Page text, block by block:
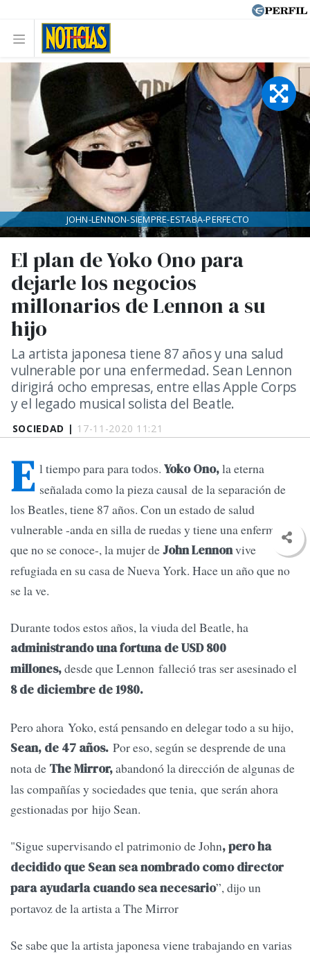
SOCIEDAD | 17-11-2020 11:21
El plan de Yoko Ono para
dejarle los negocios
millonarios de Lennon a su
hijo
La artista japonesa tiene 87 años y una salud
vulnerable por una enfermedad. Sean Lennon
dirigirá ocho empresas, entre ellas Apple Corps
y el legado musical solista del Beatle.
JOHN-LENNON-SIEMPRE-ESTABA-PERFECTO
E l tiempo para para todos. Yoko Ono,la eterna
señalada como la pieza causal de la separación de
los Beatles, tiene 87 años. Con un estado de salud
vulnerable -anda en silla de ruedas y tiene una enfermedad
que no se conoce-, la mujer deJohn Lennonvive
refugiada en su casa de Nueva York. Hace un año que no
se la ve.
Durante todos estos años, la viuda del Beatle, ha
administrando una fortuna de USD 800
millones,desde que Lennon falleció tras ser asesinado el
8 de diciembre de 1980.
Pero ahora Yoko, está pensando en delegar todo a su hijo,
Sean, de 47 años. Por eso, según se desprende de una
nota de The Mirror,abandonó la dirección de algunas de
las compañías y sociedades que tenia, que serán ahora
gestionadas por hijo Sean.
"Sigue supervisando el patrimonio de John, pero ha
decidido que Sean sea nombrado como director
para ayudarla cuando sea necesario”, dijo un
portavoz de la artista a The Mirror
Se sabe que la artista japonesa viene trabajando en varias